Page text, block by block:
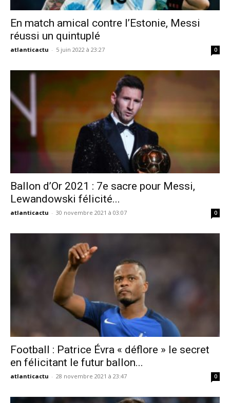
En match amical contre l’Estonie, Messi
réussi un quintuplé
atlanticactu - 5 juin 2022 à 23:27 0
Ballon d’Or 2021 : 7e sacre pour Messi,
Lewandowski félicité...
atlanticactu - 30 novembre 2021 à 03:07 0
Football : Patrice Évra « déflore » le secret
en félicitant le futur ballon...
atlanticactu - 28 novembre 2021 à 23:47 0